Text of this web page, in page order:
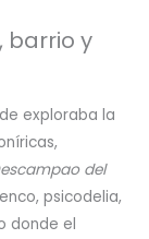
barrio y
exploraba la
del
psicodelia,
donde el